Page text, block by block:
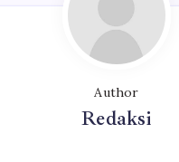
Author
Redaksi